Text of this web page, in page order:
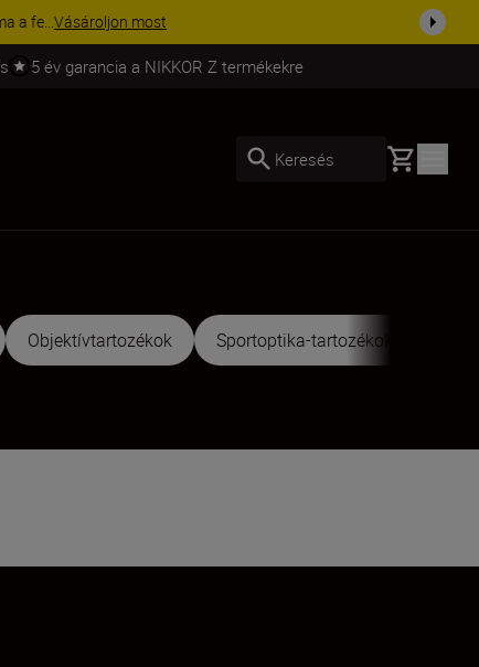
a fe...Vásároljon most
5 év garancia a NIKKOR Z termékekre
Keresés Basket
Objektívtartozékok Sportoptika-tartozékok